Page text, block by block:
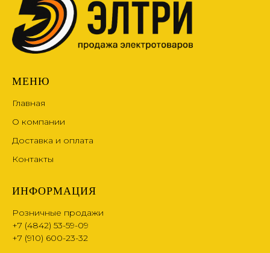
МЕНЮ
Главная
О компании
Доставка и оплата
Контакты
ИНФОРМАЦИЯ
Розничные продажи
+7 (4842) 53-59-09
+7 (910) 600-23-32